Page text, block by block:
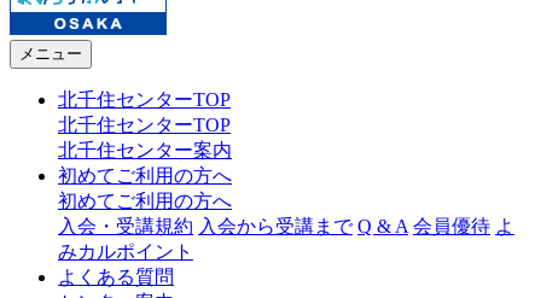
メニュー
北千住センターTOP
北千住センターTOP
北千住センター案内
初めてご利用の方へ
初めてご利用の方へ
入会・受講規約 入会から受講まで Q & A 会員優待 よ
みカルポイント
よくある質問